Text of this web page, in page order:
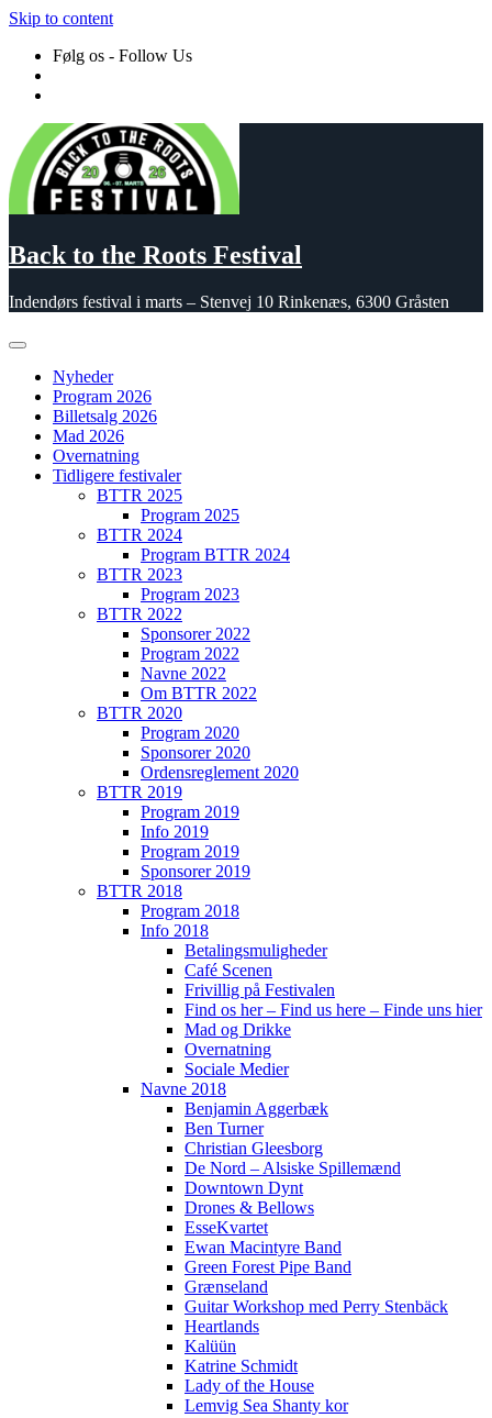
Skip to content
Følg os - Follow Us
Back to the Roots Festival
Indendørs festival i marts – Stenvej 10 Rinkenæs, 6300 Gråsten
Nyheder
Program 2026
Billetsalg 2026
Mad 2026
Overnatning
Tidligere festivaler
BTTR 2025
Program 2025
BTTR 2024
Program BTTR 2024
BTTR 2023
Program 2023
BTTR 2022
Sponsorer 2022
Program 2022
Navne 2022
Om BTTR 2022
BTTR 2020
Program 2020
Sponsorer 2020
Ordensreglement 2020
BTTR 2019
Program 2019
Info 2019
Program 2019
Sponsorer 2019
BTTR 2018
Program 2018
Info 2018
Betalingsmuligheder
Café Scenen
Frivillig på Festivalen
Find os her – Find us here – Finde uns hier
Mad og Drikke
Overnatning
Sociale Medier
Navne 2018
Benjamin Aggerbæk
Ben Turner
Christian Gleesborg
De Nord – Alsiske Spillemænd
Downtown Dynt
Drones & Bellows
EsseKvartet
Ewan Macintyre Band
Green Forest Pipe Band
Grænseland
Guitar Workshop med Perry Stenbäck
Heartlands
Kalüün
Katrine Schmidt
Lady of the House
Lemvig Sea Shanty kor